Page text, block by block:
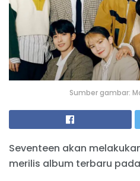
Sumber gambar:
Seventeen akan
merilis album terbaru